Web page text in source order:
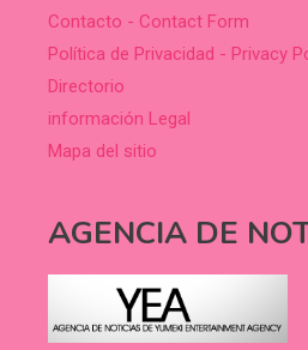
Contacto - Contact Form
Política de Privacidad - Privacy
Directorio
información Legal
Mapa del sitio
AGENCIA DE